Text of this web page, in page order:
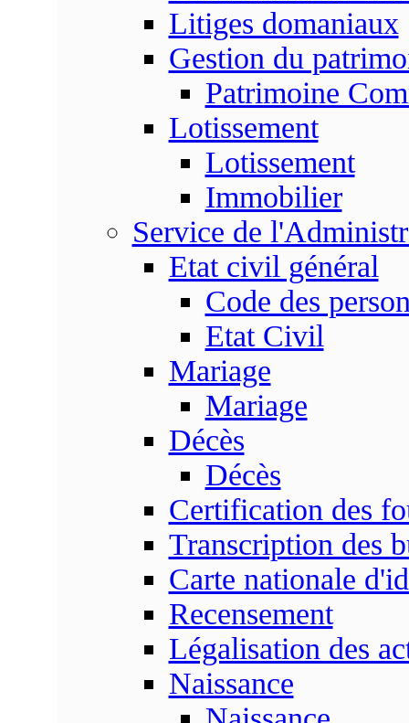
Litiges domaniaux
Gestion du
Patrimoine
Lotissement
Lotissement
Immobilier
Service de
Etat civil général
Code des
Etat Civil
Mariage
Mariage
Décès
Décès
Certification des
Transcription des
Carte nationale
Recensement
Légalisation des
Naissance